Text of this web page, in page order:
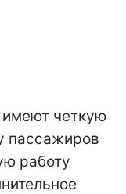
имеют четкую
пассажиров
работу